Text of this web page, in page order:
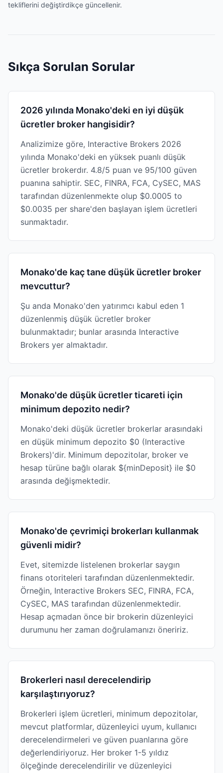
tekliflerini değiştirdikçe güncellenir.
Sıkça Sorulan Sorular
2026 yılında Monako'deki en iyi düşük
ücretler broker hangisidir?
Analizimize göre, Interactive Brokers 2026
yılında Monako'deki en yüksek puanlı düşük
ücretler brokerdır. 4.8/5 puan ve 95/100 güven
puanına sahiptir. SEC, FINRA, FCA, CySEC, MAS
tarafından düzenlenmekte olup $0.0005 to
$0.0035 per share'den başlayan işlem ücretleri
sunmaktadır.
Monako'de kaç tane düşük ücretler broker
mevcuttur?
Şu anda Monako'den yatırımcı kabul eden 1
düzenlenmiş düşük ücretler broker
bulunmaktadır; bunlar arasında Interactive
Brokers yer almaktadır.
Monako'de düşük ücretler ticareti için
minimum depozito nedir?
Monako'deki düşük ücretler brokerlar arasındaki
en düşük minimum depozito $0 (Interactive
Brokers)'dir. Minimum depozitolar, broker ve
hesap türüne bağlı olarak ${minDeposit} ile $0
arasında değişmektedir.
Monako'de çevrimiçi brokerları kullanmak
güvenli midir?
Evet, sitemizde listelenen brokerlar saygın
finans otoriteleri tarafından düzenlenmektedir.
Örneğin, Interactive Brokers SEC, FINRA, FCA,
CySEC, MAS tarafından düzenlenmektedir.
Hesap açmadan önce bir brokerin düzenleyici
durumunu her zaman doğrulamanızı öneririz.
Brokerleri nasıl derecelendirip
karşılaştırıyoruz?
Brokerleri işlem ücretleri, minimum depozitolar,
mevcut platformlar, düzenleyici uyum, kullanıcı
derecelendirmeleri ve güven puanlarına göre
değerlendiriyoruz. Her broker 1-5 yıldız
ölçeğinde derecelendirilir ve düzenleyici